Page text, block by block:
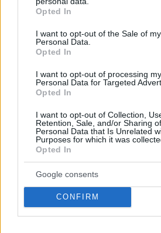
grant or deny consent to Google and
use your data for below specified
consent section.
Opted In
I want to opt-out of the Sale of my
Personal Data.
Opted In
I want to opt-out of processing my
Personal Data for Targeted
Opted In
I want to opt-out of Collection,
Retention, Sale, and/or Sharing
Personal Data that Is Unrelated
Purposes for which it was
Opted In
Google consents
CONFIRM
ΙΩΑΝΝΗΣ ΜΑΡΚΟΠΟΥΛΟΣ
27.07.2020, 19:14
Ψίγματα πολιτισμού μέσα στην
εποχής.
ΑΠΑΝΤΗΣΗ
αφιλότιμος
27.07.2020, 19:43
ψήγματα υπερκουλτουριάρη,
ΑΠΑΝΤΗΣΗ
τεταρτοκοσμικος πολιτης
27.07.2020, 18:31
Μεταδοση...παγκοσμια ??? Αφου